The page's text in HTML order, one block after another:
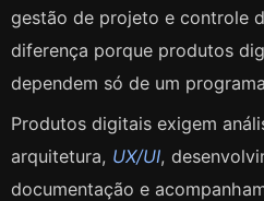
gestão de projeto e controle
diferença porque produtos
dependem só de um
Produtos digitais exigem
arquitetura, UX/UI,
documentação e